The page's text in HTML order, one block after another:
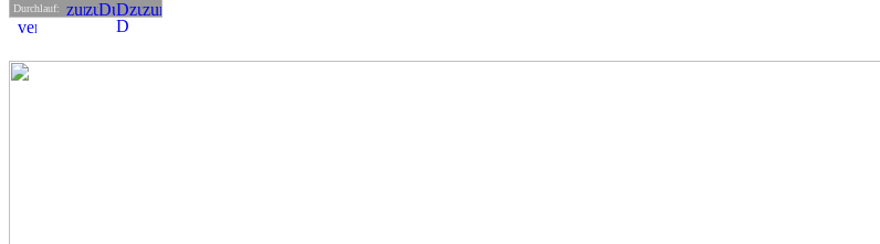
Durchlauf: